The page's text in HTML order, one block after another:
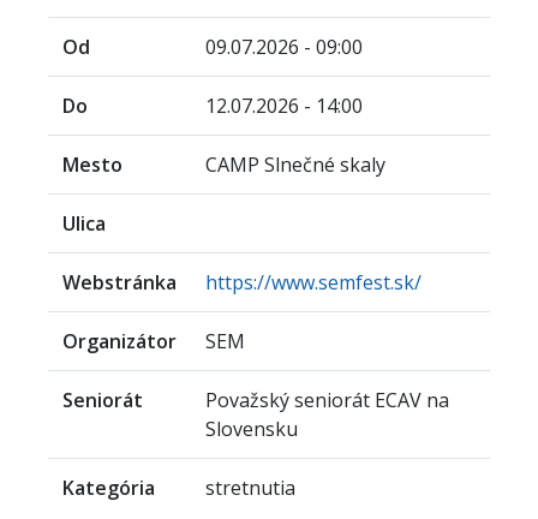
Od 09.07.2026 - 09:00
Do 12.07.2026 - 14:00
Mesto CAMP Slnečné skaly
Ulica
Webstránka https://www.semfest.sk/
Organizátor SEM
Seniorát
Považský seniorát ECAV na
Slovensku
Kategória stretnutia